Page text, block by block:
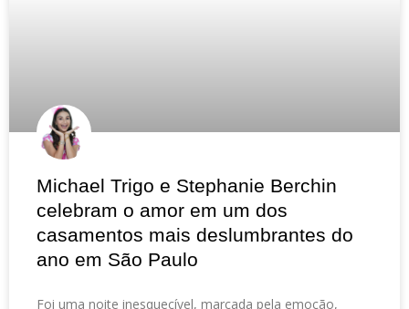
Michael Trigo e Stephanie Berchin
celebram o amor em um dos
casamentos mais deslumbrantes do
ano em São Paulo
Foi uma noite inesquecível, marcada pela emoção,